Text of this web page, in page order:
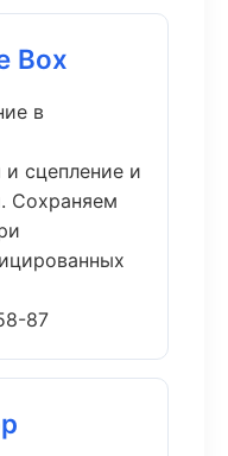
Box
в
сцепление и
Сохраняем
87